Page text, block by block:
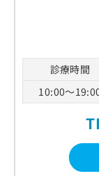
診療時間
10:00～